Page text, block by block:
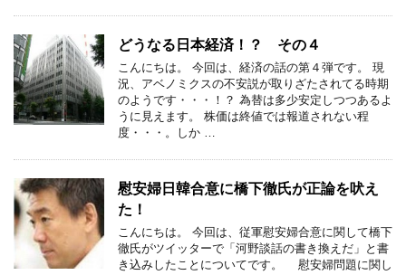
どうなる日本経済！？ その４
こんにちは。 今回は、経済の話の第４弾です。 現
況、アベノミクスの不安説が取りざたされてる時期
のようです・・・！？ 為替は多少安定しつつあるよ
うに見えます。 株価は終値では報道されない程
度・・・。しか …
慰安婦日韓合意に橋下徹氏が正論を吠え
た！
こんにちは。 今回は、従軍慰安婦合意に関して橋下
徹氏がツイッターで「河野談話の書き換えだ」と書
き込みしたことについてです。 慰安婦問題に関し